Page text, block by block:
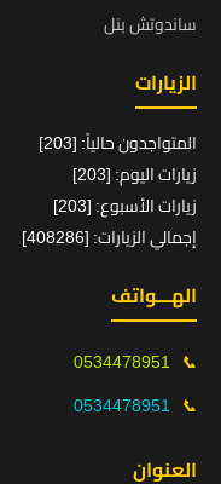
ساندوتش بنل
الزيارات
المتواجدون حالياً: [203]
زيارات اليوم: [203]
زيارات الأسبوع: [203]
إجمالي الزيارات: [408286]
الهـــواتف
📞
0534478951
📞
0534478951
العنوان